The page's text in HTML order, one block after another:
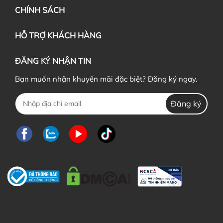
CHÍNH SÁCH
HỖ TRỢ KHÁCH HÀNG
ĐĂNG KÝ NHẬN TIN
Bạn muốn nhận khuyến mãi đặc biệt? Đăng ký ngay.
Đăng ký